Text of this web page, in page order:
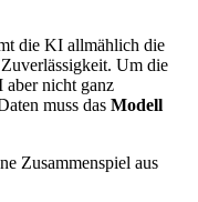
die KI allmählich die
Um die
nicht ganz
muss das Modell
Zusammenspiel aus